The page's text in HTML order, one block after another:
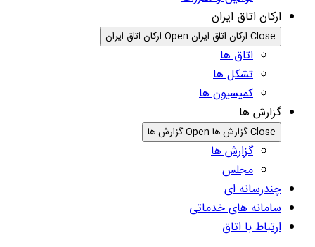
ارکان اتاق ایران
Close ارکان اتاق ایران Open ارکان اتاق ایران
اتاق ها
تشکل ها
کمیسیون ها
گزارش ها
Close گزارش ها Open گزارش ها
گزارش ها
مجلس
چندرسانه ای
سامانه های خدماتی
ارتباط با اتاق